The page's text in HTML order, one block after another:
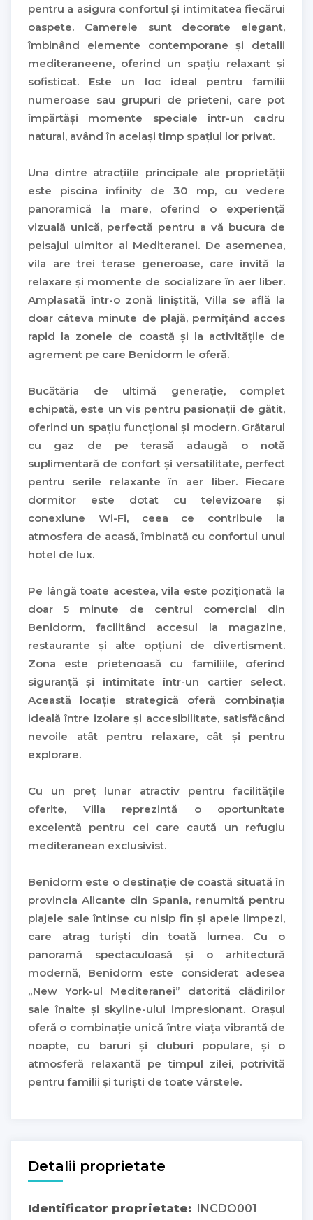
pentru a asigura confortul și intimitatea fiecărui
oaspete. Camerele sunt decorate elegant,
îmbinând elemente contemporane și detalii
mediteraneene, oferind un spațiu relaxant și
sofisticat. Este un loc ideal pentru familii
numeroase sau grupuri de prieteni, care pot
împărtăși momente speciale într-un cadru
natural, având în același timp spațiul lor privat.
Una dintre atracțiile principale ale proprietății
este piscina infinity de 30 mp, cu vedere
panoramică la mare, oferind o experiență
vizuală unică, perfectă pentru a vă bucura de
peisajul uimitor al Mediteranei. De asemenea,
vila are trei terase generoase, care invită la
relaxare și momente de socializare în aer liber.
Amplasată într-o zonă liniștită, Villa se află la
doar câteva minute de plajă, permițând acces
rapid la zonele de coastă și la activitățile de
agrement pe care Benidorm le oferă.
Bucătăria de ultimă generație, complet
echipată, este un vis pentru pasionații de gătit,
oferind un spațiu funcțional și modern. Grătarul
cu gaz de pe terasă adaugă o notă
suplimentară de confort și versatilitate, perfect
pentru serile relaxante în aer liber. Fiecare
dormitor este dotat cu televizoare și
conexiune Wi-Fi, ceea ce contribuie la
atmosfera de acasă, îmbinată cu confortul unui
hotel de lux.
Pe lângă toate acestea, vila este poziționată la
doar 5 minute de centrul comercial din
Benidorm, facilitând accesul la magazine,
restaurante și alte opțiuni de divertisment.
Zona este prietenoasă cu familiile, oferind
siguranță și intimitate într-un cartier select.
Această locație strategică oferă combinația
ideală între izolare și accesibilitate, satisfăcând
nevoile atât pentru relaxare, cât și pentru
explorare.
Cu un preț lunar atractiv pentru facilitățile
oferite, Villa reprezintă o oportunitate
excelentă pentru cei care caută un refugiu
mediteranean exclusivist.
Benidorm este o destinație de coastă situată în
provincia Alicante din Spania, renumită pentru
plajele sale întinse cu nisip fin și apele limpezi,
care atrag turiști din toată lumea. Cu o
panoramă spectaculoasă și o arhitectură
modernă, Benidorm este considerat adesea
„New York-ul Mediteranei” datorită clădirilor
sale înalte și skyline-ului impresionant. Orașul
oferă o combinație unică între viața vibrantă de
noapte, cu baruri și cluburi populare, și o
atmosferă relaxantă pe timpul zilei, potrivită
pentru familii și turiști de toate vârstele.
Detalii proprietate
Identificator proprietate: INCDO001